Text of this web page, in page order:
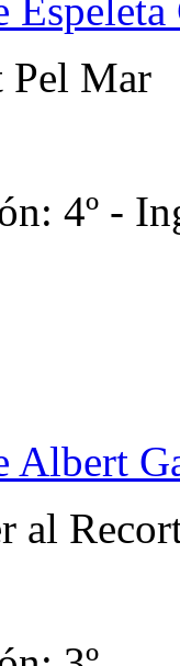
Espeleta
Pel Mar
4º -
Albert
al